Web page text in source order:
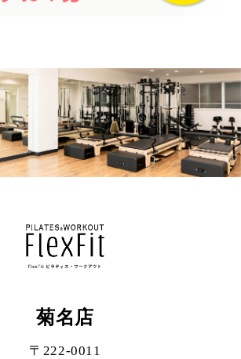
菊名店
〒222-0011